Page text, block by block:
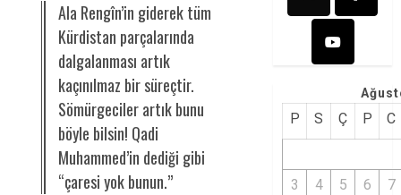
Ala Rengîn’in giderek tüm
Kürdistan parçalarında
dalgalanması artık
kaçınılmaz bir süreçtir.
Sömürgeciler artık bunu
böyle bilsin! Qadi
Muhammed’in dediği gibi
“çaresi yok bunun.”
P S Ç P C
3 4 5 6
7